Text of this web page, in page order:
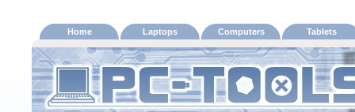
Home Laptops Computers Tablets